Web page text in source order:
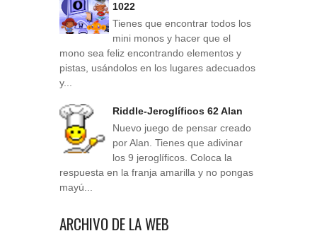
1022
Tienes que encontrar todos los
mini monos y hacer que el
mono sea feliz encontrando elementos y
pistas, usándolos en los lugares adecuados
y...
Riddle-Jeroglíficos 62 Alan
Nuevo juego de pensar creado
por Alan. Tienes que adivinar
los 9 jeroglíficos. Coloca la
respuesta en la franja amarilla y no pongas
mayú...
ARCHIVO DE LA WEB